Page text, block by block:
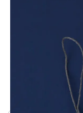
ようこそ ゲスト 様